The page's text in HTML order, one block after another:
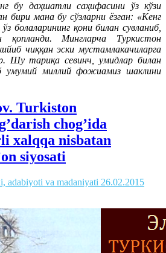
бу даҳшатли саҳифасини ўз кўзи
бири мана бу сўзларни ёзган: «Кенг
болаларининг қони билан сувланиб,
қопланди. Мингларча Туркистон
чиққан эски мустамлакачиларга
Шу тариқа севинч, умидлар билан
умумий миллий фожиамиз шаклини
Turkiston
chog’ida
xalqqa nisbatan
siyosati
adabiyoti va madaniyati 26.02.2015